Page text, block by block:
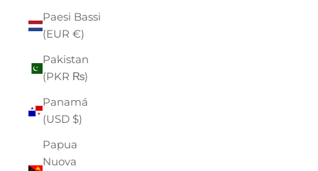
Paesi Bassi
(EUR €)
Pakistan
(PKR ₨)
Panamá
(USD $)
Papua
Nuova